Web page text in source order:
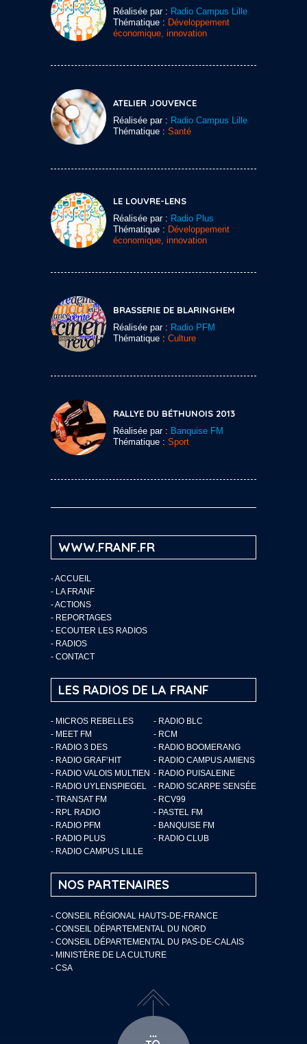
Réalisée par : Radio Campus Lille
Thématique : Développement
économique, innovation
ATELIER JOUVENCE
Réalisée par : Radio Campus Lille
Thématique : Santé
LE LOUVRE-LENS
Réalisée par : Radio Plus
Thématique : Développement
économique, innovation
BRASSERIE DE BLARINGHEM
Réalisée par : Radio PFM
Thématique : Culture
RALLYE DU BÉTHUNOIS 2013
Réalisée par : Banquise FM
Thématique : Sport
WWW.FRANF.FR
-ACCUEIL
- LA FRANF
-ACTIONS
- REPORTAGES
- ECOUTER LES RADIOS
- RADIOS
- CONTACT
LES RADIOS DE LA FRANF
- MICROS REBELLES
- RADIO BLC
- MEET FM
- RCM
- RADIO 3 DES
- RADIO BOOMERANG
- RADIO GRAF’HIT
- RADIO CAMPUS AMIENS
- RADIO VALOIS MULTIEN - RADIO PUISALEINE
- RADIO UYLENSPIEGEL
- RADIO SCARPE SENSÉE
- TRANSAT FM
- RCV99
- RPL RADIO
- PASTEL FM
- RADIO PFM
- BANQUISE FM
- RADIO PLUS
- RADIO CLUB
- RADIO CAMPUS LILLE
NOS PARTENAIRES
- CONSEIL RÉGIONAL HAUTS-DE-FRANCE
- CONSEIL DÉPARTEMENTAL DU NORD
- CONSEIL DÉPARTEMENTAL DU PAS-DE-CALAIS
- MINISTÈRE DE LA CULTURE
- CSA